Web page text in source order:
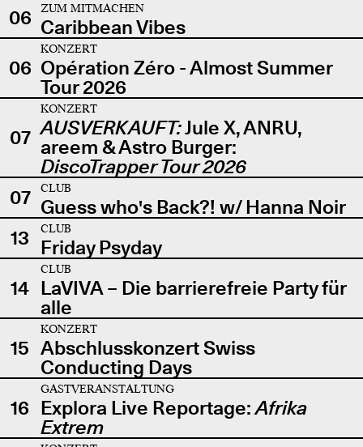
06
ZUM MITMACHEN
Caribbean Vibes
06
KONZERT
Opération Zéro - Almost Summer
Tour 2026
07
KONZERT
AUSVERKAUFT:Jule X, ANRU,
areem & Astro Burger:
DiscoTrapper Tour 2026
07
CLUB
Guess who's Back?! w/ Hanna Noir
13
CLUB
Friday Psyday
14
CLUB
LaVIVA – Die barrierefreie Party für
alle
15
KONZERT
Abschlusskonzert Swiss
Conducting Days
16
GASTVERANSTALTUNG
Explora Live Reportage:Afrika
Extrem